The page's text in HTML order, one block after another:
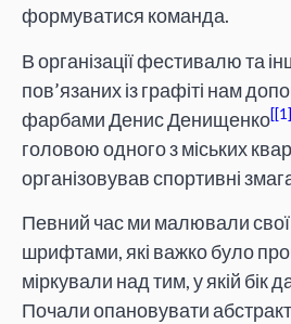
формуватися команда.
В організації фестивалю та
пов’язаних із графіті нам
фарбами Денис Денищенко [1]
головою одного з міських
організовував спортивні
Певний час ми малювали свої
шрифтами, які важко було
міркували над тим, у якій бік
Почали опановувати